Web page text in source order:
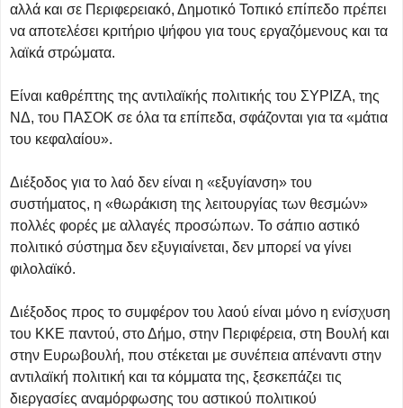
αλλά και σε Περιφερειακό, Δημοτικό Τοπικό επίπεδο πρέπει
να αποτελέσει κριτήριο ψήφου για τους εργαζόμενους και τα
λαϊκά στρώματα.
Είναι καθρέπτης της αντιλαϊκής πολιτικής του ΣΥΡΙΖΑ, της
ΝΔ, του ΠΑΣΟΚ σε όλα τα επίπεδα, σφάζονται για τα «μάτια
του κεφαλαίου».
Διέξοδος για το λαό δεν είναι η «εξυγίανση» του
συστήματος, η «θωράκιση της λειτουργίας των θεσμών»
πολλές φορές με αλλαγές προσώπων. Το σάπιο αστικό
πολιτικό σύστημα δεν εξυγιαίνεται, δεν μπορεί να γίνει
φιλολαϊκό.
Διέξοδος προς το συμφέρον του λαού είναι μόνο η ενίσχυση
του ΚΚΕ παντού, στο Δήμο, στην Περιφέρεια, στη Βουλή και
στην Ευρωβουλή, που στέκεται με συνέπεια απέναντι στην
αντιλαϊκή πολιτική και τα κόμματα της, ξεσκεπάζει τις
διεργασίες αναμόρφωσης του αστικού πολιτικού